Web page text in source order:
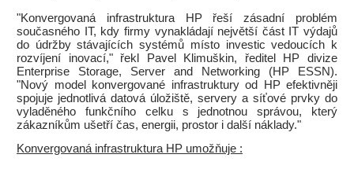
"Konvergovaná infrastruktura HP řeší zásadní problém
současného IT, kdy firmy vynakládají největší část IT výdajů
do údržby stávajících systémů místo investic vedoucích k
rozvíjení inovací," řekl Pavel Klimuškin, ředitel HP divize
Enterprise Storage, Server and Networking (HP ESSN).
"Nový model konvergované infrastruktury od HP efektivněji
spojuje jednotlivá datová úložiště, servery a síťové prvky do
vyladěného funkčního celku s jednotnou správou, který
zákazníkům ušetří čas, energii, prostor i další náklady."
Konvergovaná infrastruktura HP umožňuje :